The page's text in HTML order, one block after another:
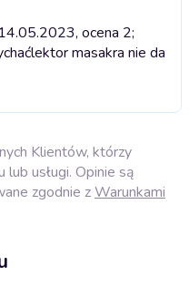
ocena 2;
lektor masakra nie da
Klientów, którzy
usługi. Opinie są
zgodnie zWarunkami